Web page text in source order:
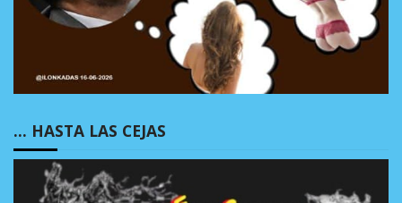
… HASTA LAS CEJAS